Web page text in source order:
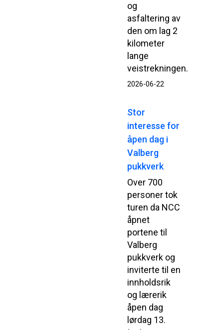
og
asfaltering av
den om lag 2
kilometer
lange
veistrekningen.
2026-06-22
Stor
interesse for
åpen dag i
Valberg
pukkverk
Over 700
personer tok
turen da NCC
åpnet
portene til
Valberg
pukkverk og
inviterte til en
innholdsrik
og lærerik
åpen dag
lørdag 13.